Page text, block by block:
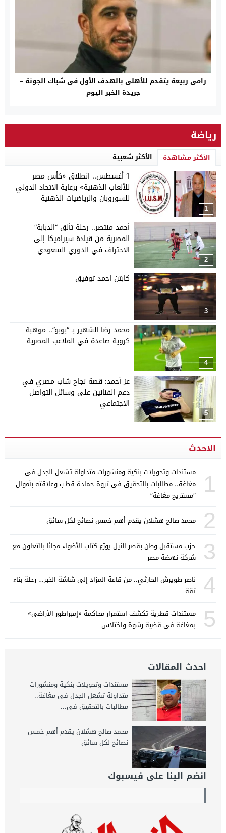
رامى ربيعة يتقدم للأهلى بالهدف الأول فى شباك الجونة –
جريدة الخبر اليوم
رياضة
الأكثر مشاهدة الأكثر شعبية
1
1 أغسطس.. انطلاق «كأس مصر
للألعاب الذهنية» برعاية الاتحاد الدولي
للسوروبان والرياضيات الذهنية
2
أحمد منتصر.. رحلة تألق “الدبابة”
المصرية من قيادة سيراميكا إلى
الاحتراف في الدوري السعودي
3
كابتن احمد توفيق
4
محمد رضا الشهير بـ “بوبو”.. موهبة
كروية صاعدة في الملاعب المصرية
5
عز أحمد: قصة نجاح شاب مصري في
دعم الفنانين على وسائل التواصل
الاجتماعي
الاحدث
1
مستندات وتحويلات بنكية ومنشورات متداولة تشعل الجدل فى
مغاغة.. مطالبات بالتحقيق فى ثروة حمادة قطب وعلاقته بأموال
“مستريح مغاغة”
2 محمد صالح هشلان يقدم أهم خمس نصائح لكل سائق
3
حزب مستقبل وطن بقصر النيل يوزّع كتاب الأضواء مجانًا بالتعاون مع
شركة نهضة مصر
4
ناصر طويرش الحارثي.. من قاعة المزاد إلى شاشة الخبر… رحلة بناء
ثقة
5
مستندات قطرية تكشف استمرار محاكمة «إمبراطور الأراضى»
بمغاغة فى قضية رشوة واختلاس
احدث المقالات
مستندات وتحويلات بنكية ومنشورات
متداولة تشعل الجدل فى مغاغة..
مطالبات بالتحقيق فى...
محمد صالح هشلان يقدم أهم خمس
نصائح لكل سائق
انضم الينا على فيسبوك